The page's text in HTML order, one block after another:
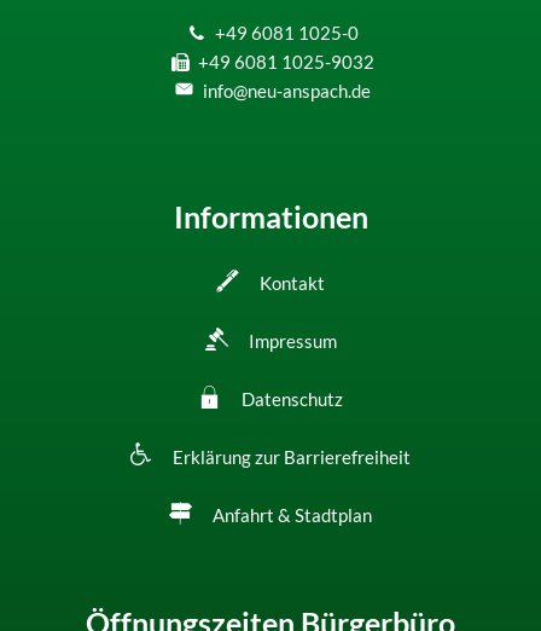
+49 6081 1025-0
+49 6081 1025-9032
info@neu-anspach.de
Informationen
Kontakt
Impressum
Datenschutz
Erklärung zur Barrierefreiheit
Anfahrt & Stadtplan
Öffnungszeiten Bürgerbüro